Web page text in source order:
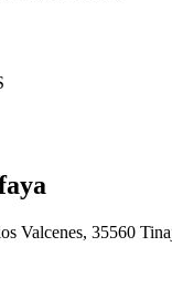
Valcenes, 35560